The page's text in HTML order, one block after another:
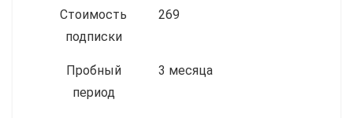
Стоимость
подписки
269
Пробный
период
3 месяца